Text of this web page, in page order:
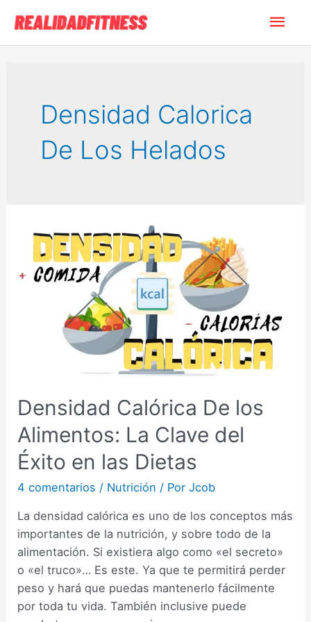
contenido
Densidad Calorica
De Los Helados
Densidad Calórica De los
Alimentos: La Clave del
Éxito en las Dietas
4 comentarios / Nutrición / PorJcob
La densidad calórica es uno de los conceptos más
importantes de la nutrición, y sobre todo de la
alimentación. Si existiera algo como «el secreto»
o «el truco»… Es este. Ya que te permitirá perder
peso y hará que puedas mantenerlo fácilmente
por toda tu vida. También inclusive puede